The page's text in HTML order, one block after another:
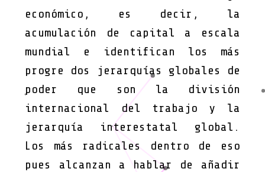
económico, es decir, la
acumulación de capital a escala
mundial e identifican los más
progre dos jerarquías globales de
poder que son la división
internacional del trabajo y la
jerarquía interestatal global.
Los más radicales dentro de eso
pues alcanzan a hablar de añadir